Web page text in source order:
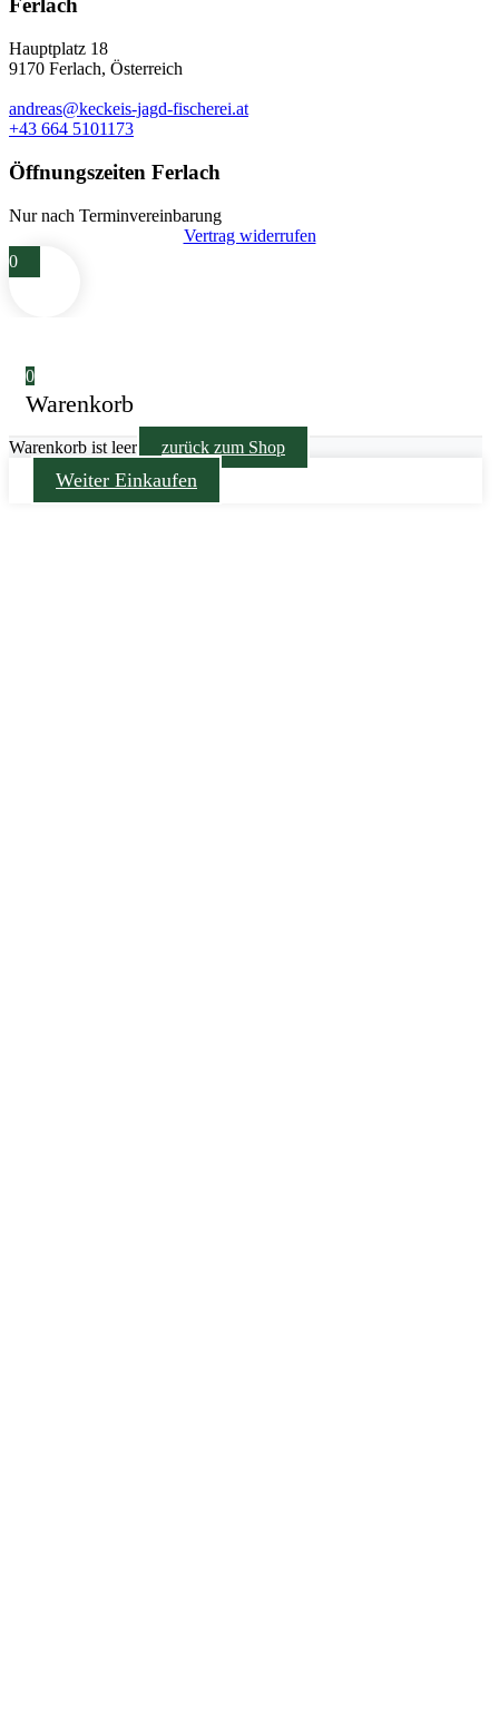
Ferlach
Hauptplatz 18
9170 Ferlach, Österreich
andreas@keckeis-jagd-fischerei.at
+43 664 5101173
Öffnungszeiten Ferlach
Nur nach Terminvereinbarung
Vertrag widerrufen
0
0
Warenkorb
Warenkorb ist leer zurück zum Shop
Weiter Einkaufen